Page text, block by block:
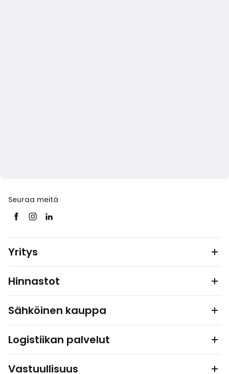
Seuraa meitä
Yritys
Hinnastot
Sähköinen kauppa
Logistiikan palvelut
Vastuullisuus